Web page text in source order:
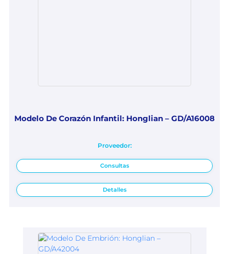
Modelo De Corazón Infantil: Honglian – GD/A16008
Proveedor:
Consultas
Detalles